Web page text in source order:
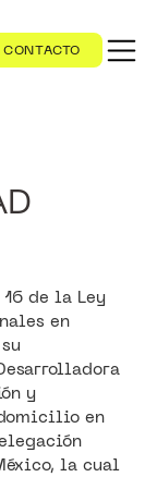
CONTACTO
de la Ley
en
y
en
la cual